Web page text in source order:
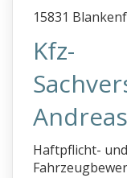
15831
Kfz-
Haftpflicht-